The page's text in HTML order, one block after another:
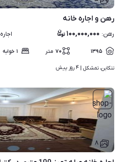
رهن و اجاره خانه
رهن: ۱۰۰,۰۰۰,۰۰۰ اجاره
۱۳۹۵ ۷۰ متر ۱ خوابه
تنکابن، تمشکل | ۴ روز پیش
۸